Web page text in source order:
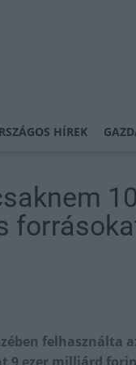
HÍREK
felhasználta